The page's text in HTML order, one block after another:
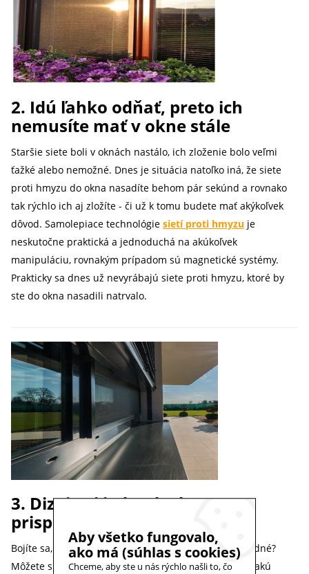
2. Idú ľahko odňať, preto ich
nemusíte mať v okne stále
Staršie siete boli v oknách nastálo, ich zloženie bolo veľmi
ťažké alebo nemožné. Dnes je situácia natoľko iná, že siete
proti hmyzu do okna nasadíte behom pár sekúnd a rovnako
tak rýchlo ich aj zložíte - či už k tomu budete mať akýkoľvek
dôvod. Samolepiace technológie sietí proti hmyzu je
neskutočne praktická a jednoduchá na akúkoľvek
manipuláciu, rovnakým prípadom sú magnetické systémy.
Prakticky sa dnes už nevyrábajú siete proti hmyzu, ktoré by
ste do okna nasadili natrvalo.
3. Dizajn si jednoducho
prispôsobíte podľa seba
Bojíte sa, že by siete proti hmyzu boli v okne nevzhľadné?
Môžete si ich vybrať úplne podľa seba, je len na vás, akú
Aby všetko fungovalo,
ako má (súhlas s cookies)
Chceme, aby ste u nás rýchlo našli to, čo